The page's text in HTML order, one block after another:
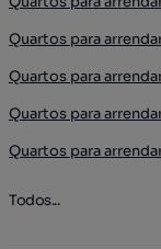
Quartos para
Quartos para
Quartos para
Quartos para
Todos...